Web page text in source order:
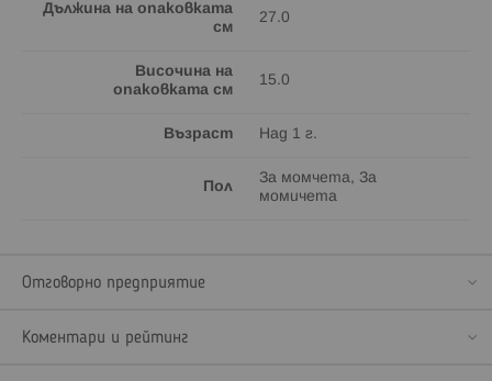
Дължина на опаковката
см
27.0
Височина на
опаковката см
15.0
Възраст Над 1 г.
Пол
За момчета, За
момичета
Отговорно предприятие
Коментари и рейтинг